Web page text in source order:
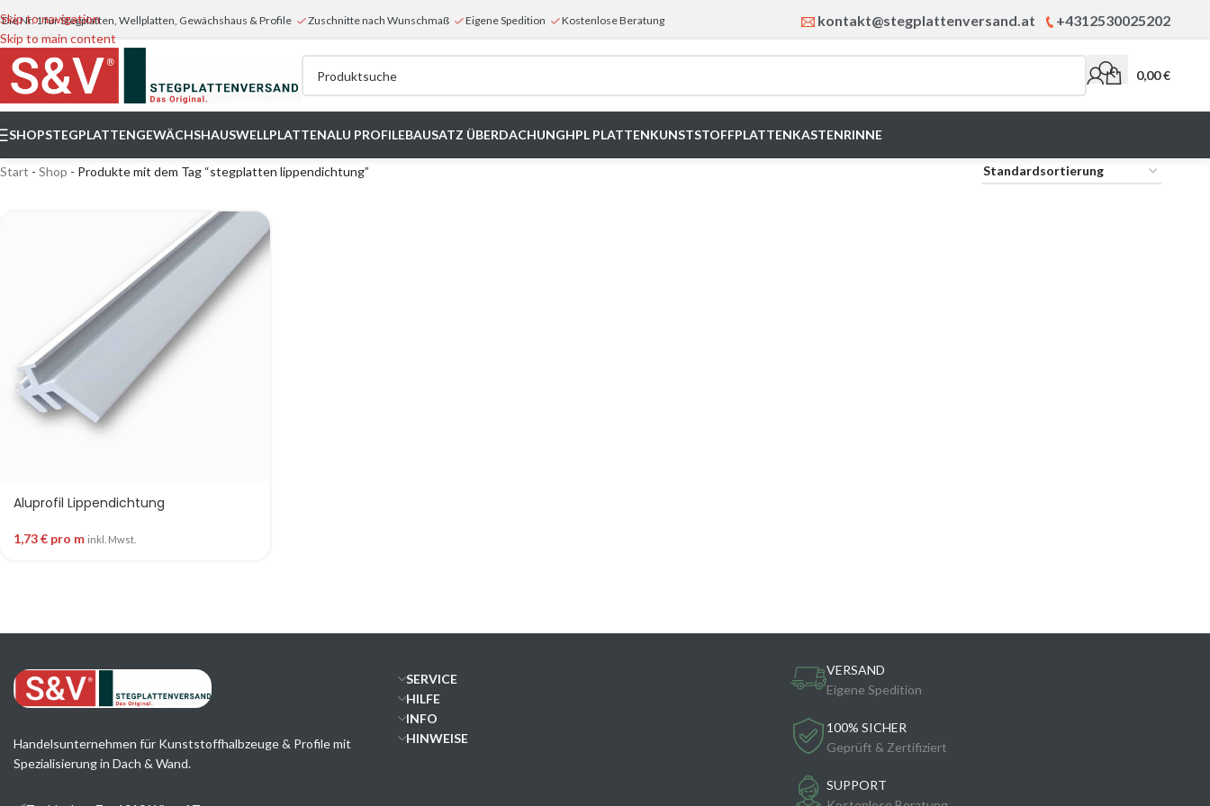
Skip to navigation
Skip to main content
Die Nr. 1 für Stegplatten, Wellplatten, Gewächshaus & Profile Zuschnitte nach Wunschmaß Eigene Spedition Kostenlose Beratung kontakt@stegplattenversand.at +4312530025202
0,00€
SHOPSTEGPLATTENGEWÄCHSHAUSWELLPLATTENALU PROFILEBAUSATZ ÜBERDACHUNGHPL PLATTENKUNSTSTOFFPLATTENKASTENRINNE
Start - Shop - Produkte mit dem Tag “stegplatten lippendichtung”
Aluprofil Lippendichtung
1,73€ pro m inkl. Mwst.
Handelsunternehmen für Kunststoffhalbzeuge & Profile mit
Spezialisierung in Dach & Wand.
SERVICE
HILFE
INFO
HINWEISE
VERSAND
Eigene Spedition
100% SICHER
Geprüft & Zertifiziert
SUPPORT